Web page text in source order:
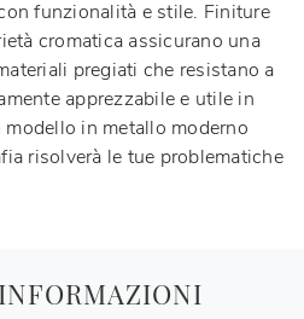
funzionalità e stile. Finiture
cromatica assicurano una
pregiati che resistano a
apprezzabile e utile in
in metallo moderno
risolverà le tue problematiche